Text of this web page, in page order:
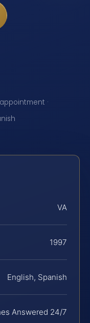
·
VA
1997
English, Spanish
Answered 24/7